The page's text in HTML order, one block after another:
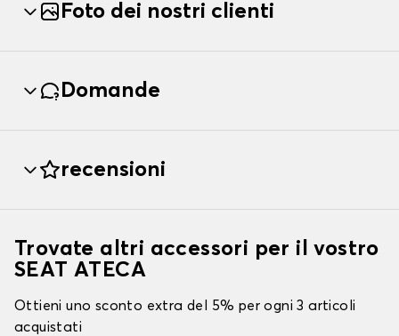
Foto dei nostri clienti
Domande
recensioni
Trovate altri accessori per il vostro
SEAT ATECA
Ottieni uno sconto extra del 5% per ogni 3 articoli
acquistati